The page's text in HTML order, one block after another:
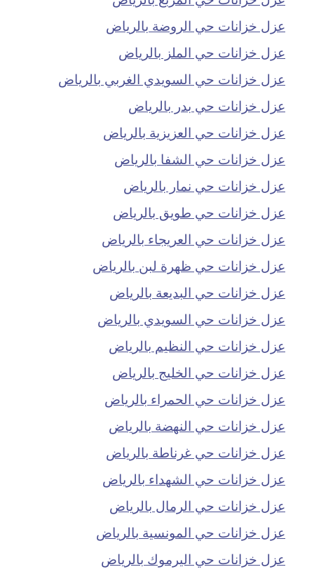
عزل خزانات حي الروضة بالرياض
عزل خزانات حي الملز بالرياض
عزل خزانات حي السويدي الغربي بالرياض
عزل خزانات حي بدر بالرياض
عزل خزانات حي العزيزية بالرياض
عزل خزانات حي الشفا بالرياض
عزل خزانات حي نمار بالرياض
عزل خزانات حي طويق بالرياض
عزل خزانات حي العريجاء بالرياض
عزل خزانات حي ظهرة لبن بالرياض
عزل خزانات حي البديعة بالرياض
عزل خزانات حي السويدي بالرياض
عزل خزانات حي النظيم بالرياض
عزل خزانات حي الخليج بالرياض
عزل خزانات حي الحمراء بالرياض
عزل خزانات حي النهضة بالرياض
عزل خزانات حي غرناطة بالرياض
عزل خزانات حي الشهداء بالرياض
عزل خزانات حي الرمال بالرياض
عزل خزانات حي المونسية بالرياض
عزل خزانات حي اليرموك بالرياض